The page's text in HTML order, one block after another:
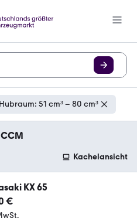
Hubraum: 51 cm³ – 80 cm³
CCM
Kachelansicht
KX 65
€